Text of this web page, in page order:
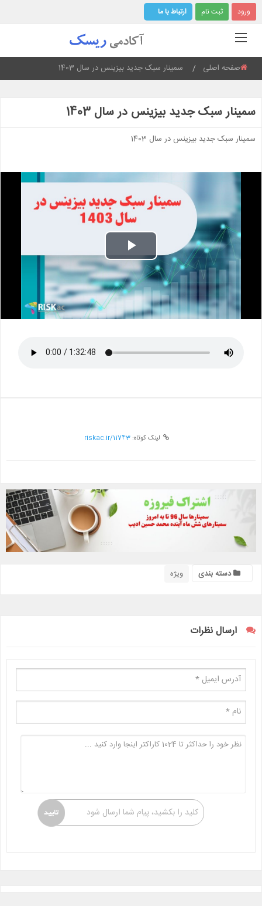
ورود ثبت نام ارتباط با ما
Current:
سمینار سبک جدید بیزینس در سال 1403 صفحه اصلی
سمینار سبک جدید بیزینس در سال 1403
سمینار سبک جدید بیزینس در سال 1403
Play
Video
لینک کوتاه: riskac.ir/11743
دسته بندی ویژه
ارسال نظرات
کلید را بکشید، پیام شما ارسال شود